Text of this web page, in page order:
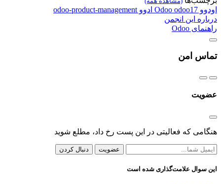
اودوو Odoo odoo17 ادوو odoo-product-management
درباره این انجمن
راهنمای Odoo
تماس امن
عضویت
هنگامی که فعالیتی در این پست رخ داد، مطلع شوید
عضویت دنبال کردن
این سوال علامت‌گذاری شده است